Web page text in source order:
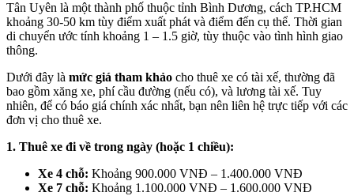
Tân Uyên là một thành phố thuộc tỉnh Bình Dương, cách TP.HCM
khoảng 30-50 km tùy điểm xuất phát và điểm đến cụ thể. Thời gian
di chuyển ước tính khoảng 1 – 1.5 giờ, tùy thuộc vào tình hình giao
thông.
Dưới đây là mức giá tham khảo cho thuê xe có tài xế, thường đã
bao gồm xăng xe, phí cầu đường (nếu có), và lương tài xế. Tuy
nhiên, để có báo giá chính xác nhất, bạn nên liên hệ trực tiếp với các
đơn vị cho thuê xe.
1. Thuê xe đi về trong ngày (hoặc 1 chiều):
Xe 4 chỗ: Khoảng 900.000 VNĐ – 1.400.000 VNĐ
Xe 7 chỗ: Khoảng 1.100.000 VNĐ – 1.600.000 VNĐ